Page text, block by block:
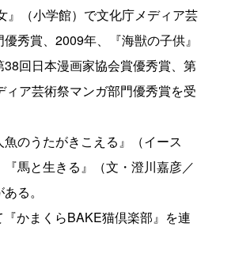
』（小学館）で文化庁メディア芸
秀賞、2009年、『海獣の子供』
38回日本漫画家協会賞優秀賞、第
ィア芸術祭マンガ部門優秀賞を受
のうたがきこえる』（イース
『馬と生きる』（文・澄川嘉彦／
る。
『かまくらBAKE猫倶楽部』を連